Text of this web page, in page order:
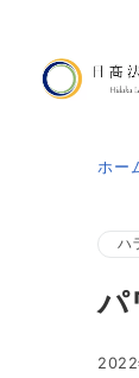
ホー
ハ
パ
2022